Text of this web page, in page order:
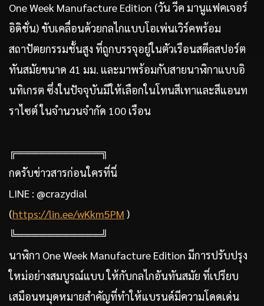
One Week Manufacture Edition (วัน วีค มานูแฟคเจอร์
อิดิชั่น) ขับเคลื่อนด้วยกลไกแบบโอเพ่นเวิร์คพร้อม
สถาปัตยกรรมชั้นสูง ที่ถูกบรรจุอยู่ในตัวเรือนสตีลสปอร์ต
ทันสมัยขนาด 41 มม. และมาพร้อมกับสายนาฬิกาแบบอิ
นทิเกรต ซึ่งในปัจจุบันมีให้เลือกในโทนสีเทาและสีแอนท
ราไซต์ ในจำนวนจำกัด 100 เรือน
╔═══════════╗
กดรับข่าวสารก่อนใครที่นี่
LINE : @crazydial
(https://lin.ee/wKkm5PM )
╚═══════════╝
นาฬิกา One Week Manufacture Edition มีการปรับปรุง
ใหม่อย่างสมบูรณ์แบบ ให้กับกลไกอันทันสมัย ที่เปรียบ
เสมือนหมุดหมายสำคัญที่ทำให้แบรนด์มีความโดดเด่น